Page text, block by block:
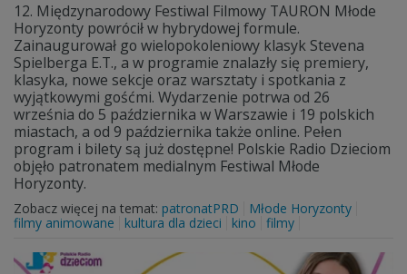
12. Międzynarodowy Festiwal Filmowy TAURON Młode
Horyzonty powrócił w hybrydowej formule.
Zainaugurował go wielopokoleniowy klasyk Stevena
Spielberga E.T., a w programie znalazły się premiery,
klasyka, nowe sekcje oraz warsztaty i spotkania z
wyjątkowymi gośćmi. Wydarzenie potrwa od 26
września do 5 października w Warszawie i 19 polskich
miastach, a od 9 października także online. Pełen
program i bilety są już dostępne! Polskie Radio Dzieciom
objęło patronatem medialnym Festiwal Młode
Horyzonty.
Zobacz więcej na temat: patronatPRD
Młode Horyzonty
filmy animowane
kultura dla dzieci kino filmy